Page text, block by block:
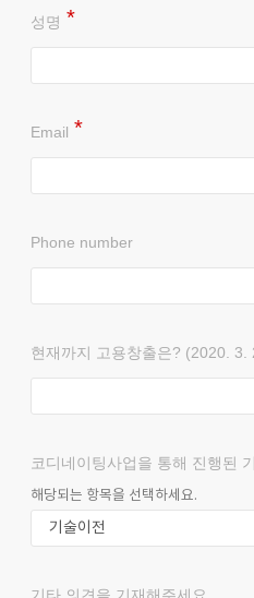
성명
Email
Phone number
현재까지 고용창출은? (2020. 3.
코디네이팅사업을 통해 진행된
해당되는 항목을 선택하세요.